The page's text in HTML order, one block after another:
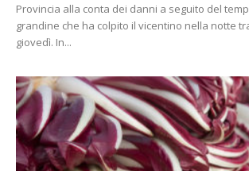
Provincia alla conta dei danni a seguito del
grandine che ha colpito il vicentino nella notte
giovedì. In...